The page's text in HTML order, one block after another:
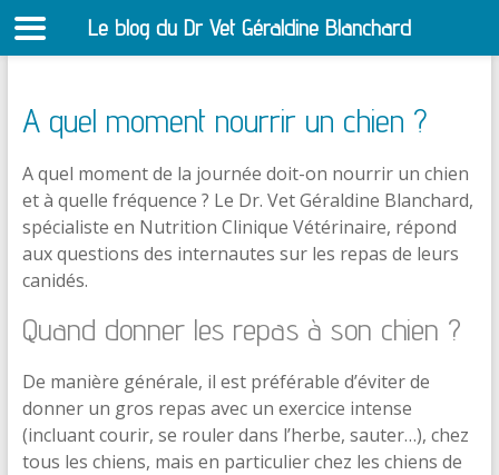
A quel moment nourrir un chien ?
A quel moment de la journée doit-on nourrir un chien
et à quelle fréquence ? Le Dr. Vet Géraldine Blanchard,
spécialiste en Nutrition Clinique Vétérinaire, répond
aux questions des internautes sur les repas de leurs
canidés.
Quand donner les repas à son chien ?
De manière générale, il est préférable d’éviter de
donner un gros repas avec un exercice intense
(incluant courir, se rouler dans l’herbe, sauter…), chez
tous les chiens, mais en particulier chez les chiens de
Le blog du Dr Vet Géraldine Blanchard